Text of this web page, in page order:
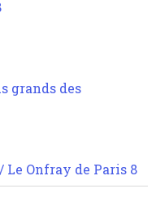
grands des
Le Onfray de Paris 8